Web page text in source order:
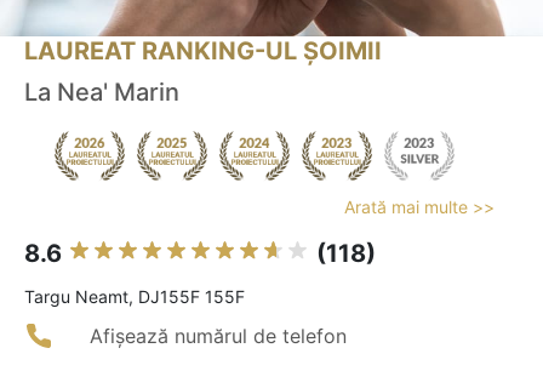
LAUREAT RANKING-UL ȘOIMII
La Nea' Marin
Arată mai multe >>
8.6 (118)
Targu Neamt, DJ155F 155F
Afișează numărul de telefon